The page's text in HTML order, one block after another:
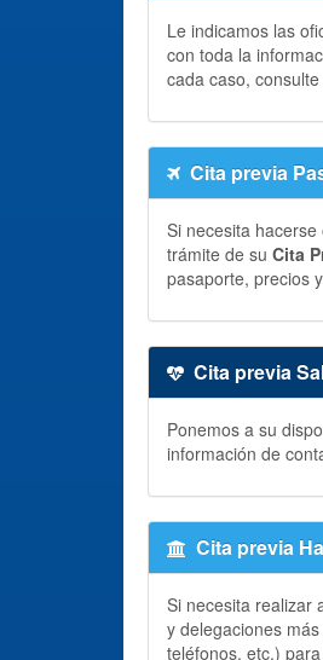
Le indicamos las
con toda la
cada caso,
Cita previa
Si necesita
trámite de su Cita
pasaporte, precios
Cita previa
Ponemos a su
información de
Cita previa
Si necesita realizar
y delegaciones
teléfonos, etc.)